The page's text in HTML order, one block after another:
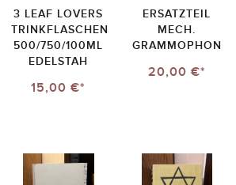
3 LEAF LOVERS
TRINKFLASCHEN
500/750/100ML
EDELSTAH
15,00 €*
ERSATZTEIL
MECH.
GRAMMOPHON
20,00 €*